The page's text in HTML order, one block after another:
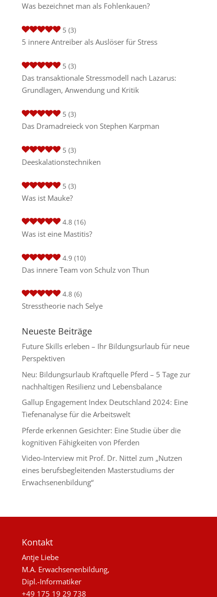
Was bezeichnet man als Fohlenkauen?
5 (3)
5 innere Antreiber als Auslöser für Stress
5 (3)
Das transaktionale Stressmodell nach Lazarus:
Grundlagen, Anwendung und Kritik
5 (3)
Das Dramadreieck von Stephen Karpman
5 (3)
Deeskalationstechniken
5 (3)
Was ist Mauke?
4.8 (16)
Was ist eine Mastitis?
4.9 (10)
Das innere Team von Schulz von Thun
4.8 (6)
Stresstheorie nach Selye
Neueste Beiträge
Future Skills erleben – Ihr Bildungsurlaub für neue
Perspektiven
Neu: Bildungsurlaub Kraftquelle Pferd – 5 Tage zur
nachhaltigen Resilienz und Lebensbalance
Gallup Engagement Index Deutschland 2024: Eine
Tiefenanalyse für die Arbeitswelt
Pferde erkennen Gesichter: Eine Studie über die
kognitiven Fähigkeiten von Pferden
Video-Interview mit Prof. Dr. Nittel zum „Nutzen
eines berufsbegleitenden Masterstudiums der
Erwachsenenbildung“
Kontakt
Antje Liebe
M.A. Erwachsenenbildung,
Dipl.-Informatiker
+49 175 19 29 738